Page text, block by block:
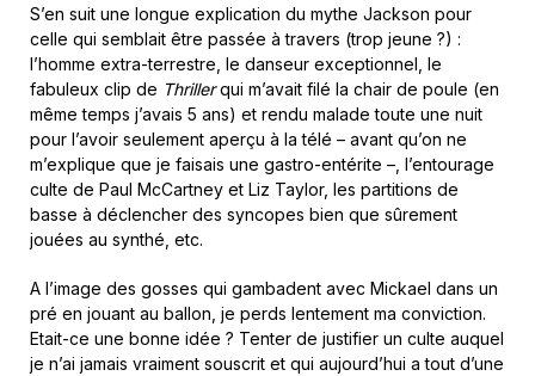
S’en suit une longue explication du mythe Jackson pour
celle qui semblait être passée à travers (trop jeune ?) :
l’homme extra-terrestre, le danseur exceptionnel, le
fabuleux clip de Thrillerqui m’avait filé la chair de poule (en
même temps j’avais 5 ans) et rendu malade toute une nuit
pour l’avoir seulement aperçu à la télé – avant qu’on ne
m’explique que je faisais une gastro-entérite –, l’entourage
culte de Paul McCartney et Liz Taylor, les partitions de
basse à déclencher des syncopes bien que sûrement
jouées au synthé, etc.
A l’image des gosses qui gambadent avec Mickael dans un
pré en jouant au ballon, je perds lentement ma conviction.
Etait-ce une bonne idée ? Tenter de justifier un culte auquel
je n’ai jamais vraiment souscrit et qui aujourd’hui a tout d’une